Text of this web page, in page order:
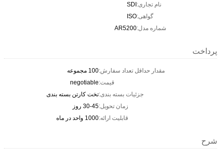
نام تجاری:SDI
گواهی:ISO
شماره مدل:AR5200
پرداخت
مقدار حداقل تعداد سفارش:100 مجموعه
قیمت:negotiable
جزئیات بسته بندی:تخت کارتن بسته بندی
زمان تحویل:30-45 روز
قابلیت ارائه:1000 واحد در ماه
شرح